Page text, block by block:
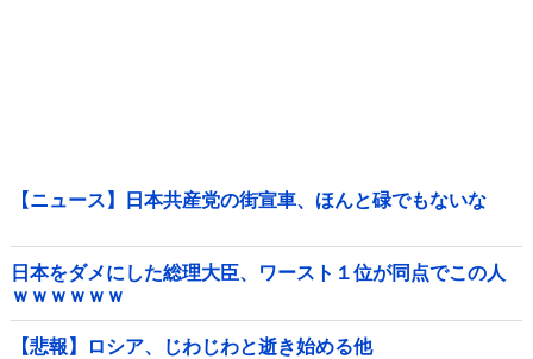
【ニュース】日本共産党の街宣車、ほんと碌でもないな
日本をダメにした総理大臣、ワースト１位が同点でこの人
ｗｗｗｗｗｗ
【悲報】ロシア、じわじわと逝き始める他